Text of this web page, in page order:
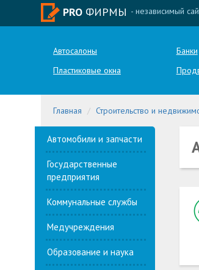
PRO ФИРМЫ - независимый
Автосалоны Банки
Пластиковые окна
Главная Строительство и
Автомобили и запчасти
Государственные
предприятия
Коммунальные службы
Медучреждения
Образование и наука